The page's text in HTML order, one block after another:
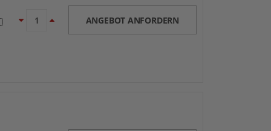
ANGEBOT ANFORDERN